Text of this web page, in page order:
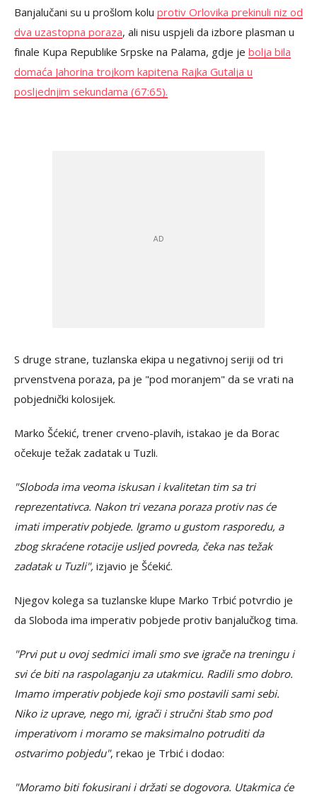
Banjalučani su u prošlom kolu protiv Orlovika prekinuli niz od
dva uzastopna poraza, ali nisu uspjeli da izbore plasman u
finale Kupa Republike Srpske na Palama, gdje je bolja bila
domaća Jahorina trojkom kapitena Rajka Gutalja u
posljednjim sekundama (67:65).
S druge strane, tuzlanska ekipa u negativnoj seriji od tri
prvenstvena poraza, pa je "pod moranjem" da se vrati na
pobjednički kolosijek.
Marko Šćekić, trener crveno-plavih, istakao je da Borac
očekuje težak zadatak u Tuzli.
"Sloboda ima veoma iskusan i kvalitetan tim sa tri
reprezentativca. Nakon tri vezana poraza protiv nas će
imati imperativ pobjede. Igramo u gustom rasporedu, a
zbog skraćene rotacije usljed povreda, čeka nas težak
zadatak u Tuzli", izjavio je Šćekić.
Njegov kolega sa tuzlanske klupe Marko Trbić potvrdio je
da Sloboda ima imperativ pobjede protiv banjalučkog tima.
"Prvi put u ovoj sedmici imali smo sve igrače na treningu i
svi će biti na raspolaganju za utakmicu. Radili smo dobro.
Imamo imperativ pobjede koji smo postavili sami sebi.
Niko iz uprave, nego mi, igrači i stručni štab smo pod
imperativom i moramo se maksimalno potruditi da
ostvarimo pobjedu", rekao je Trbić i dodao:
"Moramo biti fokusirani i držati se dogovora. Utakmica će